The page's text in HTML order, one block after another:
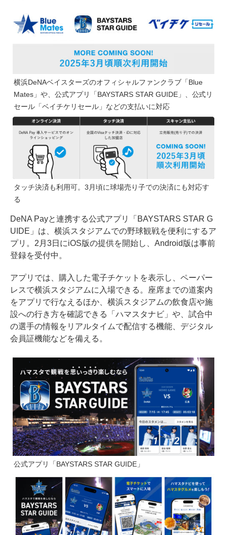
横浜DeNAベイスターズのオフィシャルファンクラブ「Blue
Mates」や、公式アプリ「BAYSTARS STAR GUIDE」、公式リ
セール「ベイチケリセール」などの支払いに対応
タッチ決済も利用可。3月頃に球場売り子での決済にも対応す
る
DeNA Payと連携する公式アプリ「BAYSTARS STAR G
UIDE」は、横浜スタジアムでの野球観戦を便利にするア
プリ。2月3日にiOS版の提供を開始し、Android版は事前
登録を受付中。
アプリでは、購入した電子チケットを表示し、ペーパー
レスで横浜スタジアムに入場できる。座席までの道案内
をアプリで行なえるほか、横浜スタジアムの飲食店や施
設への行き方を確認できる「ハマスタナビ」や、試合中
の選手の情報をリアルタイムで配信する機能、デジタル
会員証機能などを備える。
公式アプリ「BAYSTARS STAR GUIDE」